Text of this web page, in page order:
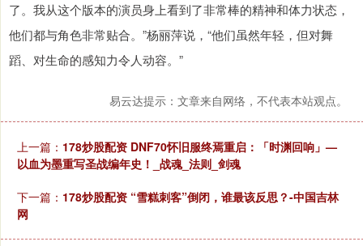
了。我从这个版本的演员身上看到了非常棒的精神和体力状态，
他们都与角色非常贴合。”杨丽萍说，“他们虽然年轻，但对舞
蹈、对生命的感知力令人动容。”
易云达提示：文章来自网络，不代表本站观点。
上一篇： 178炒股配资 DNF70怀旧服终焉重启：「时渊回响」—
以血为墨重写圣战编年史！_战魂_法则_剑魂
下一篇： 178炒股配资 “雪糕刺客”倒闭，谁最该反思？-中国吉林
网